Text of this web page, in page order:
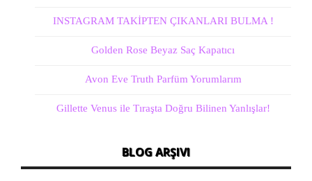
INSTAGRAM TAKİPTEN ÇIKANLARI BULMA !
Golden Rose Beyaz Saç Kapatıcı
Avon Eve Truth Parfüm Yorumlarım
Gillette Venus ile Tıraşta Doğru Bilinen Yanlışlar!
BLOG ARŞIVI